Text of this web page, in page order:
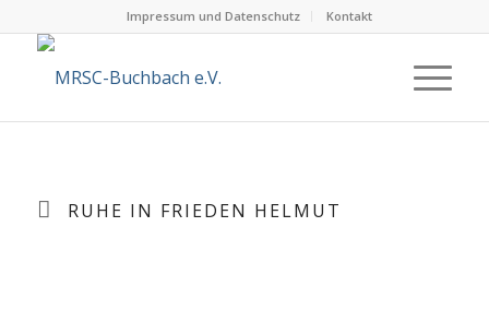
Impressum und Datenschutz Kontakt
RUHE IN FRIEDEN HELMUT